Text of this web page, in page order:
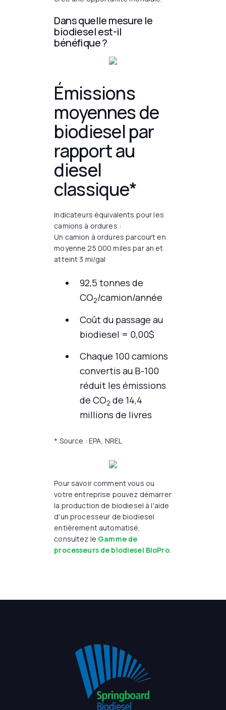
Dans quelle mesure le
biodiesel est-il
bénéfique ?
Émissions
moyennes de
biodiesel par
rapport au
diesel
classique*
Indicateurs équivalents pour les
camions à ordures :
Un camion à ordures parcourt en
moyenne 25 000 miles par an et
atteint 3 mi/gal
92,5 tonnes de
CO2/camion/année
Coût du passage au
biodiesel = 0,00$
Chaque 100 camions
convertis au B-100
réduit les émissions
de CO2 de 14,4
millions de livres
* Source : EPA, NREL
Pour savoir comment vous ou
votre entreprise pouvez démarrer
la production de biodiesel à l'aide
d'un processeur de biodiesel
entièrement automatisé,
consultez le Gamme de
processeurs de biodiesel BioPro.